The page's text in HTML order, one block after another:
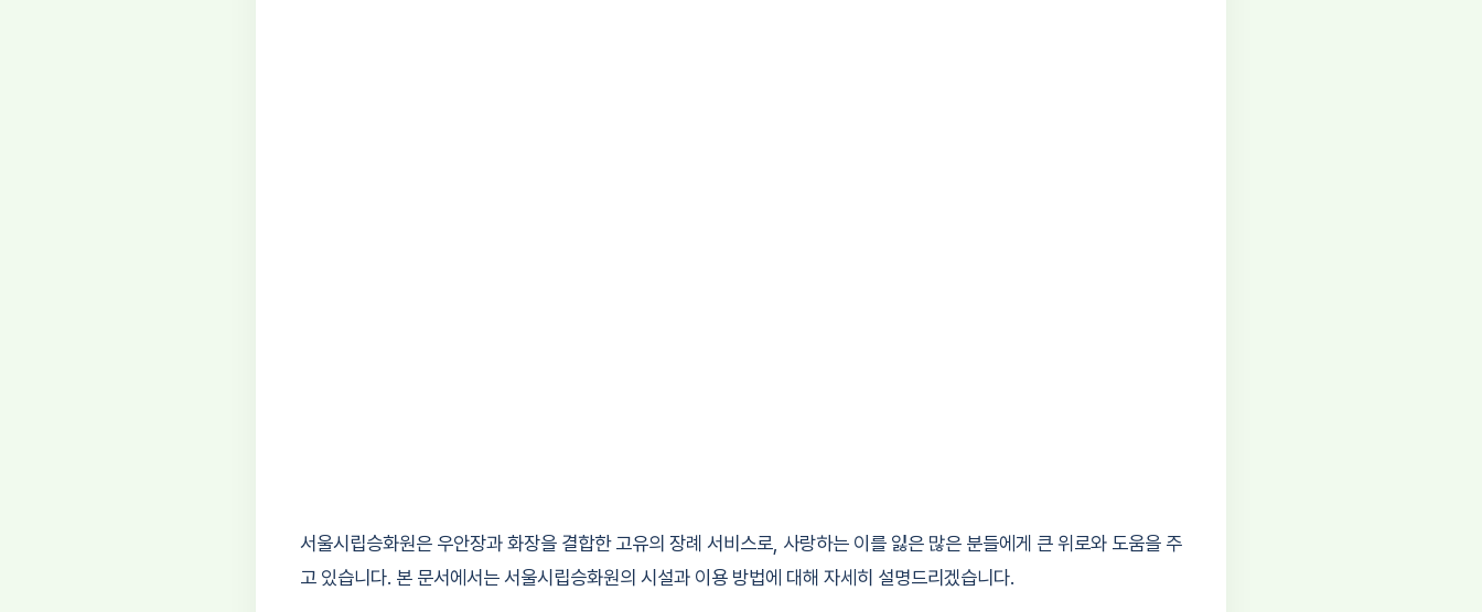
서울시립승화원은 우안장과 화장을 결합한 고유의 장례 서비스로, 사랑하는 이를 잃은 많은 분들에게 큰 위로와 도움을 주
고 있습니다. 본 문서에서는 서울시립승화원의 시설과 이용 방법에 대해 자세히 설명드리겠습니다.